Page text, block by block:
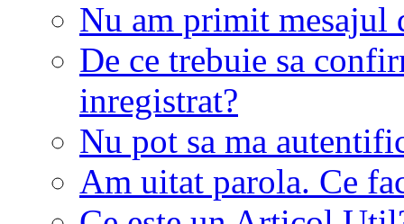
Nu am primit mesajul
De ce trebuie sa
inregistrat?
Nu pot sa ma
Am uitat parola. Ce